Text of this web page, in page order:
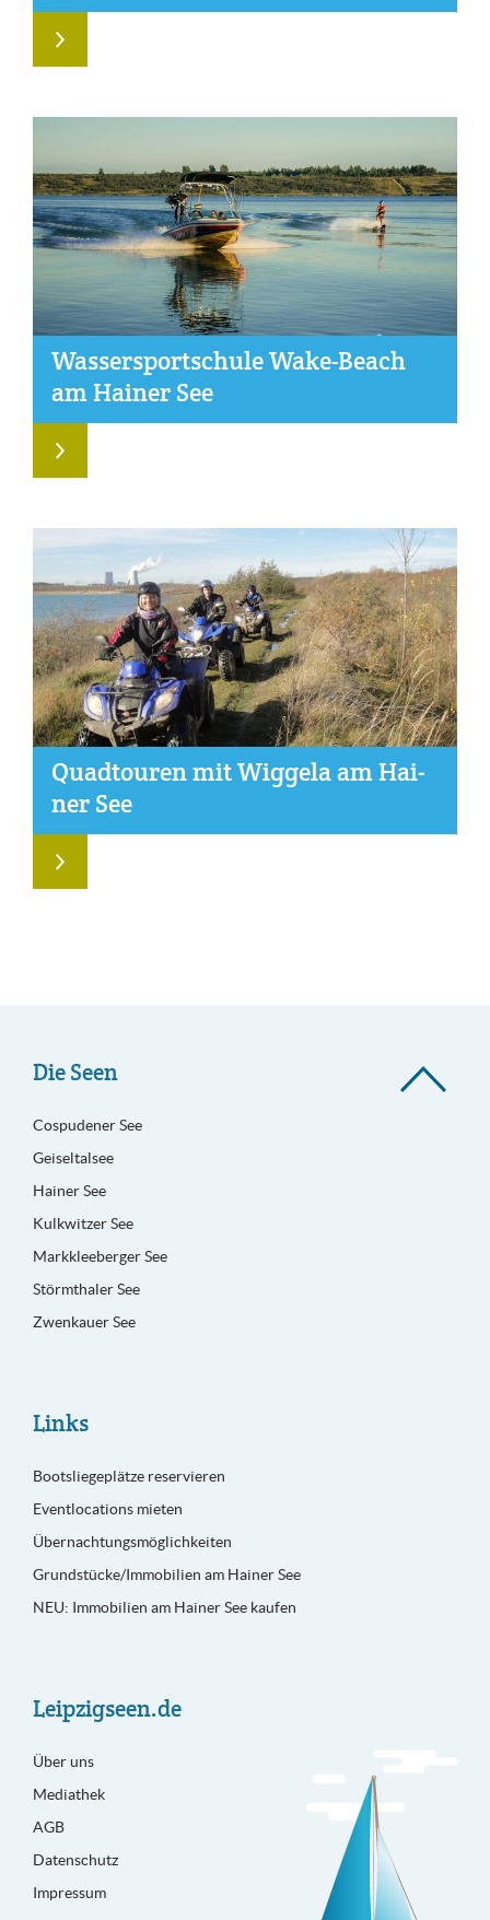
Was­ser­sport­schu­le Wake-Beach
am Hai­ner See
Quad­tou­ren mit Wig­ge­la am Hai­
ner See
Die Seen
Cospudener See
Geiseltalsee
Hainer See
Kulkwitzer See
Markkleeberger See
Störmthaler See
Zwenkauer See
Links
Bootsliegeplätze reservieren
Eventlocations mieten
Übernachtungsmöglichkeiten
Grundstücke/Immobilien am Hainer See
NEU: Immobilien am Hainer See kaufen
Leipzigseen.de
Über uns
Mediathek
AGB
Datenschutz
Impressum